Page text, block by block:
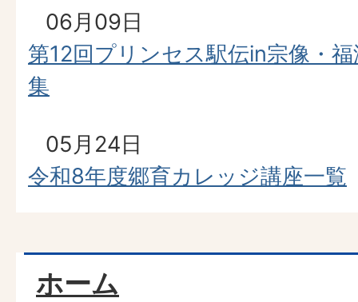
06月09日
第12回プリンセス駅伝in宗像・
集
05月24日
令和8年度郷育カレッジ講座一覧
ホーム